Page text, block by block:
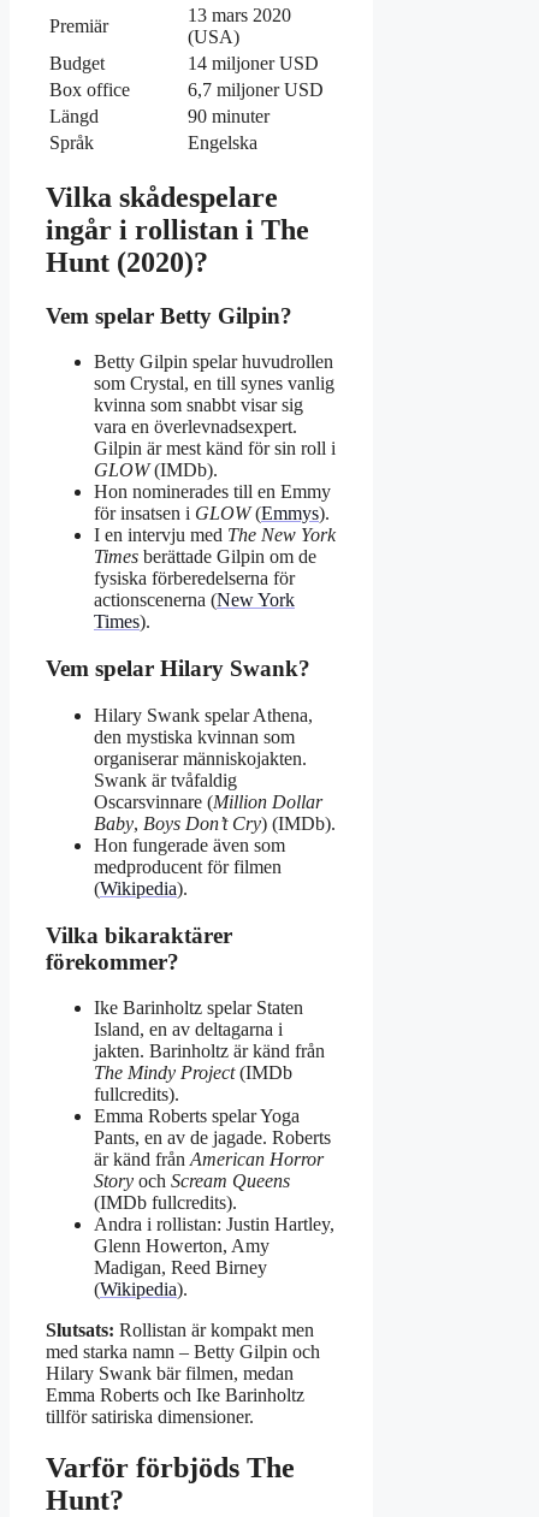
Premiär
13 mars 2020
(USA)
Budget
14 miljoner USD
Box office
6,7 miljoner USD
Längd
90 minuter
Språk
Engelska
Vilka skådespelare
ingår i rollistan i The
Hunt (2020)?
Vem spelar Betty Gilpin?
Betty Gilpin spelar huvudrollen
som Crystal, en till synes vanlig
kvinna som snabbt visar sig
vara en överlevnadsexpert.
Gilpin är mest känd för sin roll i
GLOW(IMDb).
Hon nominerades till en Emmy
för insatsen i GLOW(Emmys).
I en intervju med The New York
Times berättade Gilpin om de
fysiska förberedelserna för
actionscenerna (New York
Times).
Vem spelar Hilary Swank?
Hilary Swank spelar Athena,
den mystiska kvinnan som
organiserar människojakten.
Swank är tvåfaldig
Oscarsvinnare (Million Dollar
Baby, Boys Don’t Cry) (IMDb).
Hon fungerade även som
medproducent för filmen
(Wikipedia).
Vilka bikaraktärer
förekommer?
Ike Barinholtz spelar Staten
Island, en av deltagarna i
jakten. Barinholtz är känd från
The Mindy Project(IMDb
fullcredits).
Emma Roberts spelar Yoga
Pants, en av de jagade. Roberts
är känd från American Horror
Story och Scream Queens
(IMDb fullcredits).
Andra i rollistan: Justin Hartley,
Glenn Howerton, Amy
Madigan, Reed Birney
(Wikipedia).
Slutsats: Rollistan är kompakt men
med starka namn – Betty Gilpin och
Hilary Swank bär filmen, medan
Emma Roberts och Ike Barinholtz
tillför satiriska dimensioner.
Varför förbjöds The
Hunt?